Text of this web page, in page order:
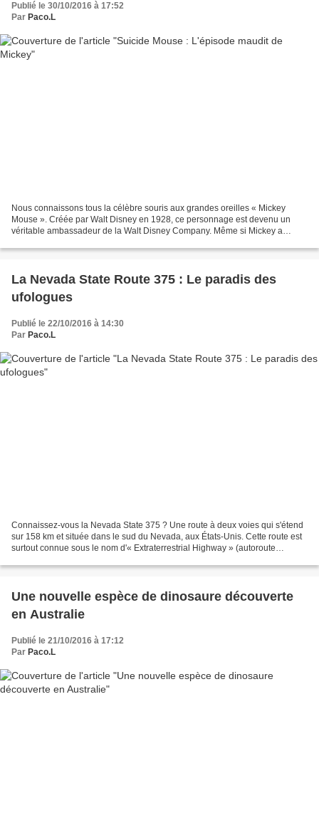
Publié le 30/10/2016 à 17:52
Par Paco.L
Nous connaissons tous la célèbre souris aux grandes oreilles « Mickey
Mouse ». Créée par Walt Disney en 1928, ce personnage est devenu un
véritable ambassadeur de la Walt Disney Company. Même si Mickey a
La Nevada State Route 375 : Le paradis des
ufologues
Publié le 22/10/2016 à 14:30
Par Paco.L
Connaissez-vous la Nevada State 375 ? Une route à deux voies qui s'étend
sur 158 km et située dans le sud du Nevada, aux États-Unis. Cette route est
surtout connue sous le nom d'« Extraterrestrial Highway » (autoroute
Une nouvelle espèce de dinosaure découverte
en Australie
Publié le 21/10/2016 à 17:12
Par Paco.L